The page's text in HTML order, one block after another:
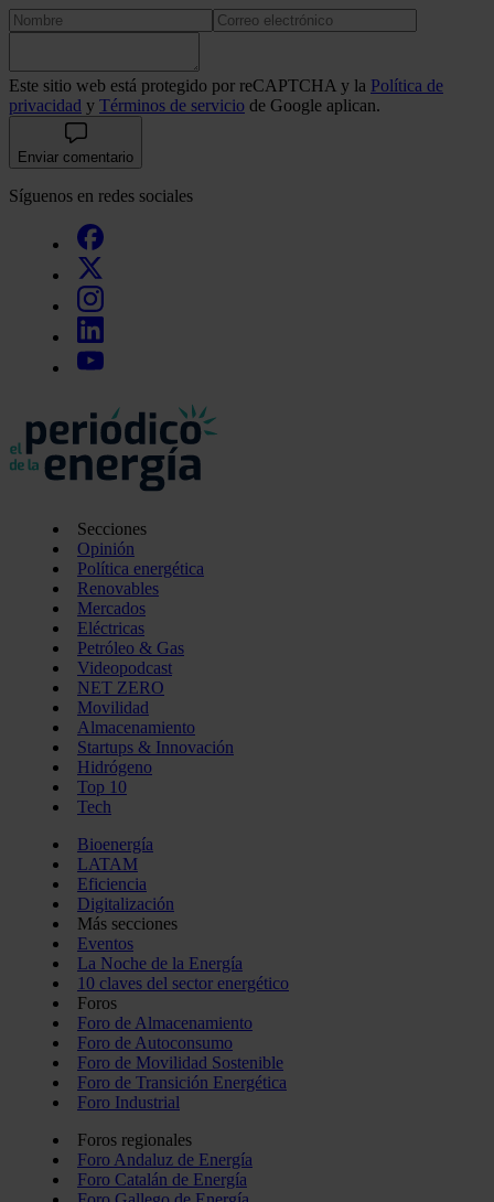
Este sitio web está protegido por reCAPTCHA y la Política de
privacidad y Términos de servicio de Google aplican.
Enviar comentario
Síguenos en redes sociales
Secciones
Opinión
Política energética
Renovables
Mercados
Eléctricas
Petróleo & Gas
Videopodcast
NET ZERO
Movilidad
Almacenamiento
Startups & Innovación
Hidrógeno
Top 10
Tech
Bioenergía
LATAM
Eficiencia
Digitalización
Más secciones
Eventos
La Noche de la Energía
10 claves del sector energético
Foros
Foro de Almacenamiento
Foro de Autoconsumo
Foro de Movilidad Sostenible
Foro de Transición Energética
Foro Industrial
Foros regionales
Foro Andaluz de Energía
Foro Catalán de Energía